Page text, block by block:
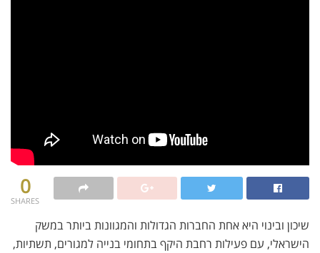
0
SHARES
שיכון ובינוי היא אחת החברות הגדולות והמגוונות ביותר במשק
הישראלי, עם פעילות רחבת היקף בתחומי בנייה למגורים, תשתיות,